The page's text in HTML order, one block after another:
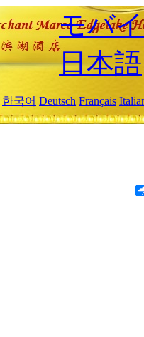
モバ
日本語
한국어 Deutsch Français